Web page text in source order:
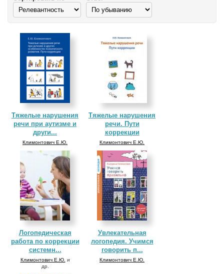
Тяжелые нарушения
речи при аутизме и
други...
Климонтович Е.Ю.
Тяжелые нарушения
речи. Пути
коррекции
Климонтович Е.Ю.
Логопедическая
работа по коррекции
системн...
Климонтович Е.Ю. и
др.
Увлекательная
логопедия. Учимся
говорить п...
Климонтович Е.Ю.